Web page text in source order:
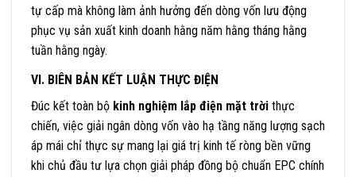
tự cấp mà không làm ảnh hưởng đến dòng vốn lưu động
phục vụ sản xuất kinh doanh hằng năm hằng tháng hằng
tuần hằng ngày.
VI. BIÊN BẢN KẾT LUẬN THỰC ĐIỆN
Đúc kết toàn bộ kinh nghiệm lắp điện mặt trời thực
chiến, việc giải ngân dòng vốn vào hạ tầng năng lượng sạch
áp mái chỉ thực sự mang lại giá trị kinh tế ròng bền vững
khi chủ đầu tư lựa chọn giải pháp đồng bộ chuẩn EPC chính